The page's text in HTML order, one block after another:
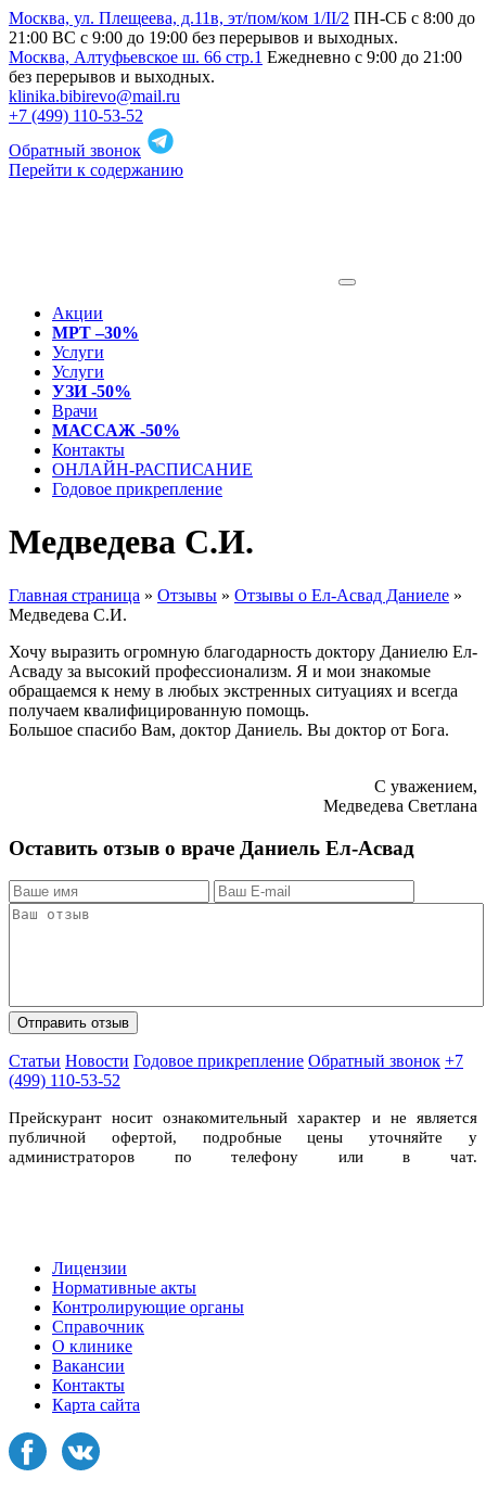
Москва, ул. Плещеева, д.11в, эт/пом/ком 1/II/2 ПН-СБ с 8:00 до
21:00 ВС с 9:00 до 19:00 без перерывов и выходных.
Москва, Алтуфьевское ш. 66 стр.1 Ежедневно с 9:00 до 21:00
без перерывов и выходных.
klinika.bibirevo@mail.ru
+7 (499) 110-53-52
Обратный звонок
Перейти к содержанию
Акции
МРТ –30%
Услуги
Услуги
УЗИ -50%
Врачи
МАССАЖ -50%
Контакты
ОНЛАЙН-РАСПИСАНИЕ
Годовое прикрепление
Медведева С.И.
Главная страница » Отзывы » Отзывы о Ел-Асвад Даниеле »
Медведева С.И.
Хочу выразить огромную благодарность доктору Даниелю Ел-
Асваду за высокий профессионализм. Я и мои знакомые
обращаемся к нему в любых экстренных ситуациях и всегда
получаем квалифицированную помощь.
Большое спасибо Вам, доктор Даниель. Вы доктор от Бога.
С уважением,
Медведева Светлана
Оставить отзыв о враче Даниель Ел-Асвад
Статьи Новости Годовое прикрепление Обратный звонок +7
(499) 110-53-52
Прейскурант носит ознакомительный характер и не является
публичной офертой, подробные цены уточняйте у
администраторов по телефону или в чат.
Лицензии
Нормативные акты
Контролирующие органы
Справочник
О клинике
Вакансии
Контакты
Карта сайта